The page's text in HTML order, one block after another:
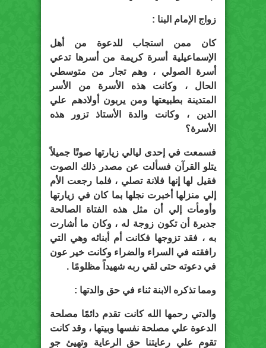
زواج الإمام البنا :
كان ممن استجاب للدعوة من أهل
الإسماعيلية أسرة كريمة من أسرها تدعي
أسرة الصولي ، وهم تجار من متوسطي
الحال ، وكانت هذه الأسرة من الأسر
المتدينة بطبيعتها ومن يربون أولادهم علي
الدين ، وكانت والدة الأستاذ تزور هذه
الأسرة؟
فسمعت في إحدى ليالي زيارتها صوتًا جميلاً
يتلو القرآن فسألت عن مصدر ذلك الصوت
فقيل لها إنها فلانة تصلي ، فلما رجعت الأم
إلي منزلها أخبرت نجلها بما كان في زيارتها
وأومأت إلي أن مثل هذه الفتاة الصالحة
جديرة أن تكون زوجة له ، وكان ما أشارت
به ، فقد تزوجها فكانت أم أبنائه وهي التي
رافقته في السراء والضراء وكانت خير عون
في دعوته حتى لقي ربه شهيداً مظلومًا .
ومما تذكره الابنة ثناء في حق والدتها :
والدتي رحمها الله كانت تقدم دائمًا مصلحة
الدعوة علي مصلحة نفسها وبيتها ، وقد كانت
تقوم علي رعايتنا حق الرعاية وتهيئ جو